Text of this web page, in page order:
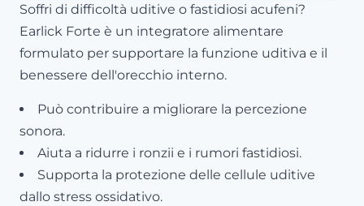
Soffri di difficoltà uditive o fastidiosi acufeni?
Earlick Forte è un integratore alimentare
formulato per supportare la funzione uditiva e il
benessere dell'orecchio interno.
Può contribuire a migliorare la percezione
sonora.
Aiuta a ridurre i ronzii e i rumori fastidiosi.
Supporta la protezione delle cellule uditive
dallo stress ossidativo.